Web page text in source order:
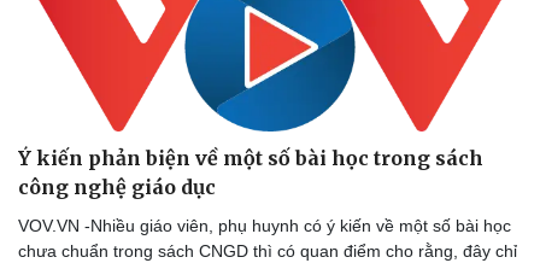
Ý kiến phản biện về một số bài học trong sách
công nghệ giáo dục
VOV.VN -Nhiều giáo viên, phụ huynh có ý kiến về một số bài học
chưa chuẩn trong sách CNGD thì có quan điểm cho rằng, đây chỉ